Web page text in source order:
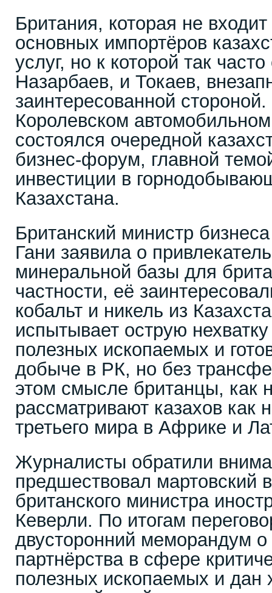
Британия, которая не
основных импортёров
услуг, но к которой так
Назарбаев, и Токаев,
заинтересованной
Королевском
состоялся очередной
бизнес-форум, главной
инвестиции в
Казахстана.
Британский министр
Гани заявила о
минеральной базы для
частности, её
кобальт и никель из
испытывает острую
полезных ископаемых и
добыче в РК, но без
этом смысле британцы, как
рассматривают казахов как
третьего мира в Африке и
Журналисты обратили
предшествовал мартовский
британского министра
Кеверли. По итогам
двусторонний меморандум
партнёрства в сфере
полезных ископаемых и дан